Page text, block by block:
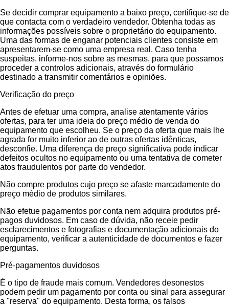
Se decidir comprar equipamento a baixo preço, certifique-se de
que contacta com o verdadeiro vendedor. Obtenha todas as
informações possíveis sobre o proprietário do equipamento.
Uma das formas de enganar potenciais clientes consiste em
apresentarem-se como uma empresa real. Caso tenha
suspeitas, informe-nos sobre as mesmas, para que possamos
proceder a controlos adicionais, através do formulário
destinado a transmitir comentários e opiniões.
Verificação do preço
Antes de efetuar uma compra, analise atentamente vários
ofertas, para ter uma ideia do preço médio de venda do
equipamento que escolheu. Se o preço da oferta que mais lhe
agrada for muito inferior ao de outras ofertas idênticas,
desconfie. Uma diferença de preço significativa pode indicar
defeitos ocultos no equipamento ou uma tentativa de cometer
atos fraudulentos por parte do vendedor.
Não compre produtos cujo preço se afaste marcadamente do
preço médio de produtos similares.
Não efetue pagamentos por conta nem adquira produtos pré-
pagos duvidosos. Em caso de dúvida, não receie pedir
esclarecimentos e fotografias e documentação adicionais do
equipamento, verificar a autenticidade de documentos e fazer
perguntas.
Pré-pagamentos duvidosos
É o tipo de fraude mais comum. Vendedores desonestos
podem pedir um pagamento por conta ou sinal para assegurar
a "reserva" do equipamento. Desta forma, os falsos